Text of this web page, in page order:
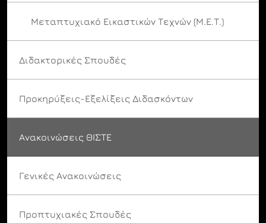
Μεταπτυχιακό Εικαστικών Τεχνών (Μ.Ε.Τ.)
Διδακτορικές Σπουδές
Προκηρύξεις-Εξελίξεις Διδασκόντων
Ανακοινώσεις ΘΙΣΤΕ
Γενικές Ανακοινώσεις
Προπτυχιακές Σπουδές